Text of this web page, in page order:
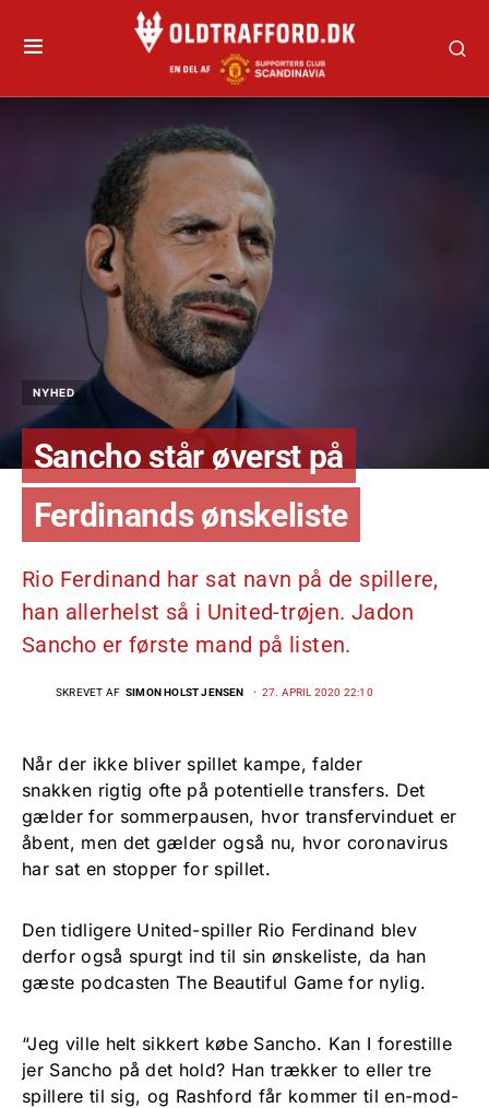
NYHED
Sancho står øverst på
Ferdinands ønskeliste
Rio Ferdinand har sat navn på de spillere,
han allerhelst så i United-trøjen. Jadon
Sancho er første mand på listen.
SKREVET AF SIMON HOLST JENSEN 27. APRIL 2020 22:10
Når der ikke bliver spillet kampe, falder
snakken rigtig ofte på potentielle transfers. Det
gælder for sommerpausen, hvor transfervinduet er
åbent, men det gælder også nu, hvor coronavirus
har sat en stopper for spillet.
Den tidligere United-spiller Rio Ferdinand blev
derfor også spurgt ind til sin ønskeliste, da han
gæste podcasten The Beautiful Game for nylig.
“Jeg ville helt sikkert købe Sancho. Kan I forestille
jer Sancho på det hold? Han trækker to eller tre
spillere til sig, og Rashford får kommer til en-mod-